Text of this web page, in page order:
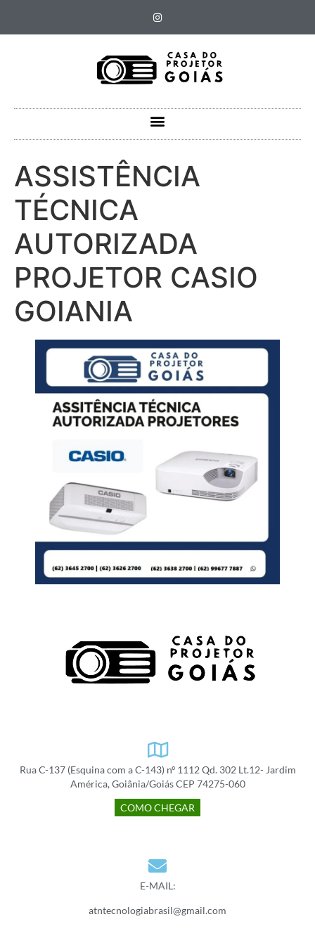
ASSISTÊNCIA
TÉCNICA
AUTORIZADA
PROJETOR CASIO
GOIANIA
Rua C-137 (Esquina com a C-143) nº 1112 Qd. 302 Lt.12- Jardim
América, Goiânia/Goiás CEP 74275-060
COMO CHEGAR
E-MAIL:
atntecnologiabrasil@gmail.com